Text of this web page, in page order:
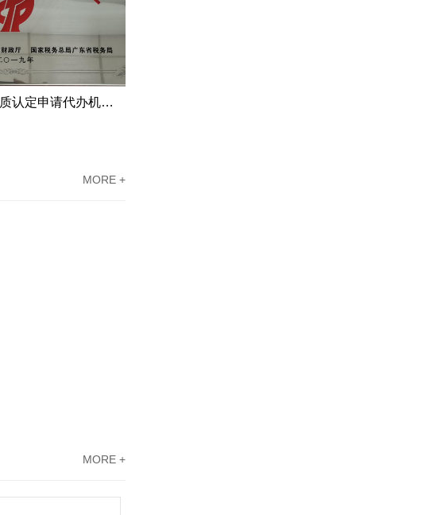
江门市高新企业资质认定申请代办机构服务案例
MORE +
MORE +